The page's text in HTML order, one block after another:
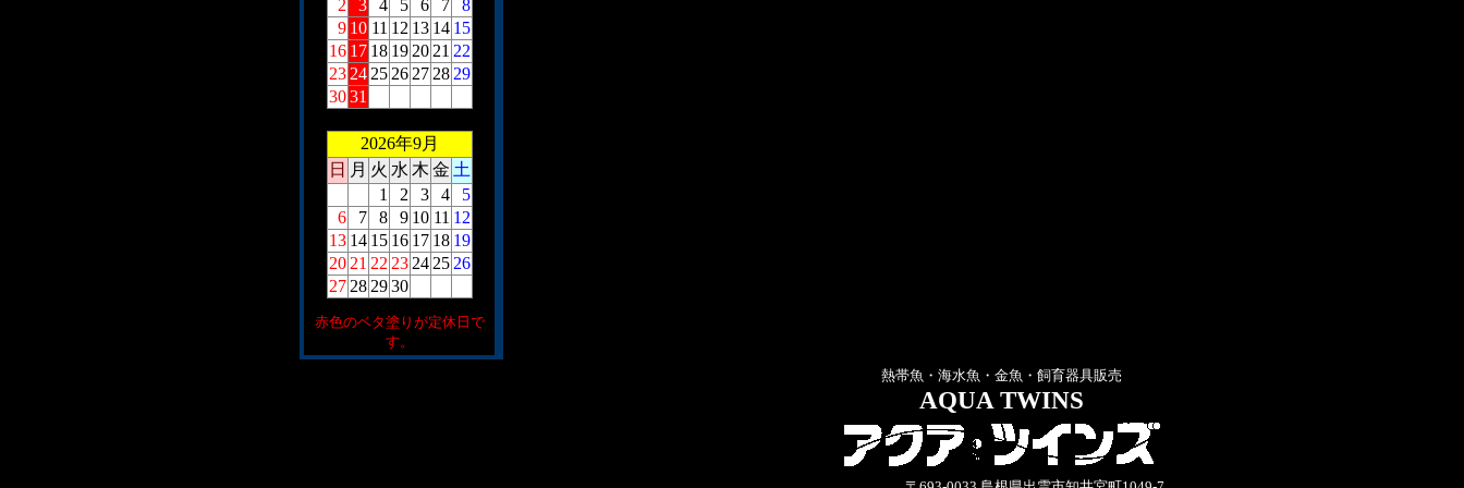
2
3 4 5 6 7
8
9 10 11 12 13 14 15
16 17 18 19 20 21 22
23 24 25 26 27 28 29
30 31
2026年9月
日 月 火 水 木 金 土
1
2 3 4
5
6
7 8 9 10 11 12
13 14 15 16 17 18 19
20 21 22 23 24 25 26
27 28 29 30
赤色のベタ塗りが定休日で
す。
熱帯魚・海水魚・金魚・飼育器具販売
AQUA TWINS